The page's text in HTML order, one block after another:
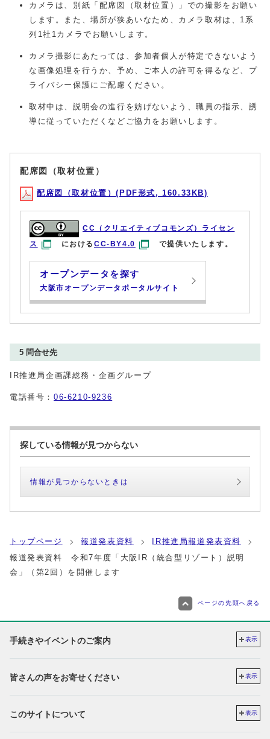
カメラは、別紙「配席図（取材位置）」での撮影をお願い
します。また、場所が狭あいなため、カメラ取材は、1系
列1社1カメラでお願いします。
カメラ撮影にあたっては、参加者個人が特定できないよう
な画像処理を行うか、予め、ご本人の許可を得るなど、プ
ライバシー保護にご配慮ください。
取材中は、説明会の進行を妨げないよう、職員の指示、誘
導に従っていただくなどご協力をお願いします。
配席図（取材位置）
配席図（取材位置）(PDF形式, 160.33KB)
CC（クリエイティブコモンズ）ライセン
ス
におけるCC-BY4.0 で提供いたします。
オープンデータを探す
大阪市オープンデータポータルサイト
5 問合せ先
IR推進局企画課総務・企画グループ
電話番号： 06-6210-9236
探している情報が見つからない
情報が見つからないときは
トップページ 報道発表資料
IR推進局報道発表資料
報道発表資料 令和7年度「大阪IR（統合型リゾート）説明
会」（第2回）を開催します
ページの先頭へ戻る
手続きやイベントのご案内 表示
皆さんの声をお寄せください 表示
このサイトについて 表示